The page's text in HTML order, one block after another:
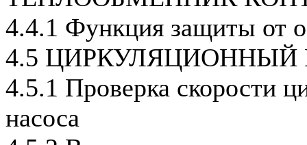
4.4.1 Функция защиты от
4.5 ЦИРКУЛЯЦИОННЫЙ
4.5.1 Проверка скорости
насоса